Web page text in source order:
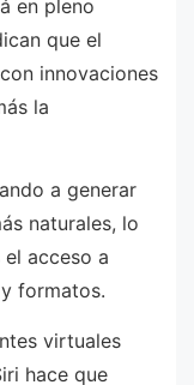
en pleno
que el
innovaciones
la
a generar
naturales, lo
acceso a
formatos.
virtuales
hace que